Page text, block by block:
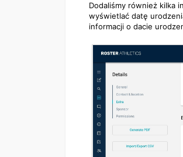
Dodaliśmy również kilka
wyświetlać datę
informacji o dacie